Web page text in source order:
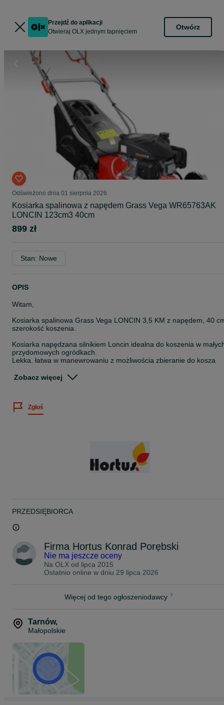
Przejdź do aplikacji
Otwieraj OLX jednym tapnięciem
Otwórz
Odświeżono dnia 01 sierpnia 2026
Kosiarka spalinowa z napędem Grass Vega WR65763AK
LONCIN 123cm3 40cm
899 zł
Stan: Nowe
OPIS
Witam,
Kosiarka spalinowa Grass Vega LONCIN 3,5 KM z napędem, 40
szerokość koszenia.
Kosiarka napędzana silnikiem Loncin idealna do koszenia w
przydomowych ogródkach.
Lekka, łatwa w manewrowaniu z możliwością zbieranie do kosza
Ergonomiczny uchwyt z regulowaną wysokością.
- Pojemność: 123 cm3
- Szerokość koszenia: 40 cm
Tarnów
ul. Dobrzańskiego 14
tel. (14)--626--30--60
lub po godz. 17:00 - 724--- 803--- 165
Sobota: 9:00 - 13:00
www.firmahortus.pl
Zobacz więcej
Zgłoś
PRZEDSIĘBIORCA
Firma Hortus Konrad Porębski
Nie ma jeszcze oceny
Na OLX od lipca 2015
Ostatnio online w dniu 29 lipca 2026
Więcej od tego ogłoszeniodawcy
Tarnów,
Małopolskie